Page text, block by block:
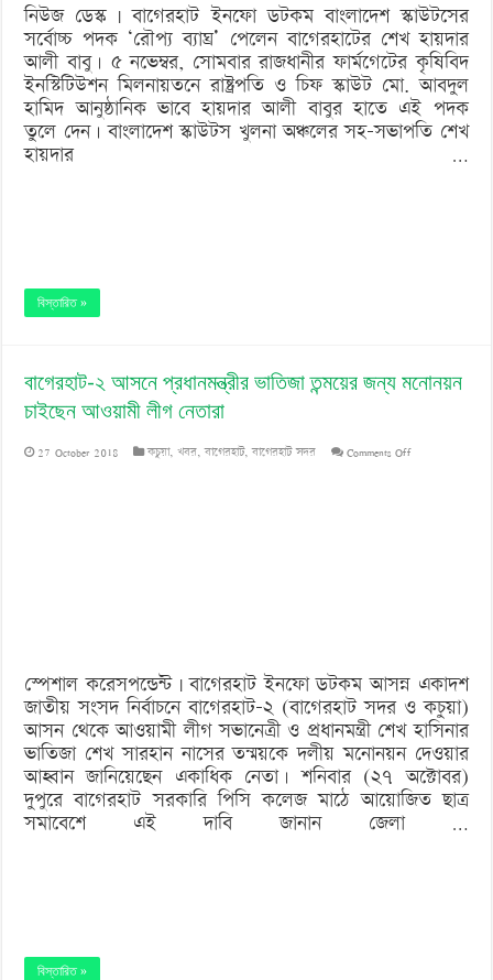
বাবু
নিউজ ডেস্ক | বাগেরহাট ইনফো ডটকম বাংলাদেশ স্কাউটসের
সর্বোচ্চ পদক ‘রৌপ্য ব্যাঘ্র’ পেলেন বাগেরহাটের শেখ হায়দার
আলী বাবু। ৫ নভেম্বর, সোমবার রাজধানীর ফার্মগেটের কৃষিবিদ
ইনস্টিটিউশন মিলনায়তনে রাষ্ট্রপতি ও চিফ স্কাউট মো. আবদুল
হামিদ আনুষ্ঠানিক ভাবে হায়দার আলী বাবুর হাতে এই পদক
তুলে দেন। বাংলাদেশ স্কাউটস খুলনা অঞ্চলের সহ-সভাপতি শেখ
হায়দার …
বিস্তারিত »
বাগেরহাট-২ আসনে প্রধানমন্ত্রীর ভাতিজা তন্ময়ের জন্য মনোনয়ন
চাইছেন আওয়ামী লীগ নেতারা
27 October 2018 কচুয়া,খবর,বাগেরহাট,বাগেরহাট সদর Comments Offon
মনোনয়ন
চাইছেন
আওয়ামী
লীগ
স্পেশাল করেসপন্ডেন্ট | বাগেরহাট ইনফো ডটকম আসন্ন একাদশ
জাতীয় সংসদ নির্বাচনে বাগেরহাট-২ (বাগেরহাট সদর ও কচুয়া)
আসন থেকে আওয়ামী লীগ সভানেত্রী ও প্রধানমন্ত্রী শেখ হাসিনার
ভাতিজা শেখ সারহান নাসের তন্ময়কে দলীয় মনোনয়ন দেওয়ার
আহ্বান জানিয়েছেন একাধিক নেতা। শনিবার (২৭ অক্টোবর)
দুপুরে বাগেরহাট সরকারি পিসি কলেজ মাঠে আয়োজিত ছাত্র
সমাবেশে এই দাবি জানান জেলা …
বিস্তারিত »